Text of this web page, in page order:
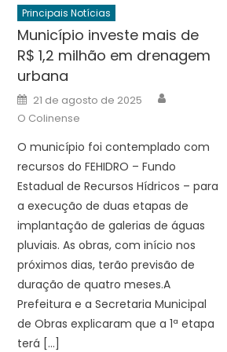
Principais Notícias
Município investe mais de
R$ 1,2 milhão em drenagem
urbana
Posted
on
21 de agosto de 2025
O Colinense
O município foi contemplado com
recursos do FEHIDRO – Fundo
Estadual de Recursos Hídricos – para
a execução de duas etapas de
implantação de galerias de águas
pluviais. As obras, com início nos
próximos dias, terão previsão de
duração de quatro meses.A
Prefeitura e a Secretaria Municipal
de Obras explicaram que a 1ª etapa
terá […]